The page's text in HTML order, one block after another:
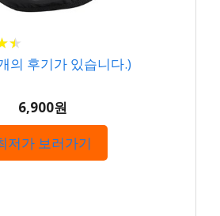
★
★
의 후기가 있습니다.)
6,900원
저가 보러가기